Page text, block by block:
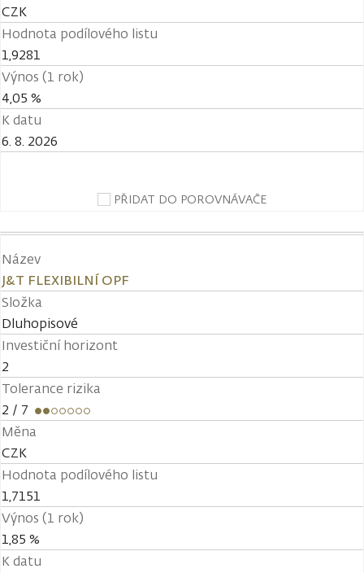
CZK
Hodnota podílového listu
1,9281
Výnos (1 rok)
4,05 %
K datu
6. 8. 2026
PŘIDAT DO POROVNÁVAČE
Název
J&T FLEXIBILNÍ OPF
Složka
Dluhopisové
Investiční horizont
2
Tolerance rizika
2 / 7
Měna
CZK
Hodnota podílového listu
1,7151
Výnos (1 rok)
1,85 %
K datu